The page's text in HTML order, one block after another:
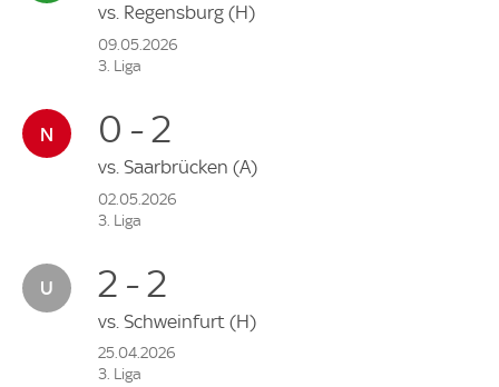
vs. Regensburg (H)
09.05.2026
3. Liga
0 - 2
vs. Saarbrücken (A)
02.05.2026
3. Liga
2 - 2
vs. Schweinfurt (H)
25.04.2026
3. Liga